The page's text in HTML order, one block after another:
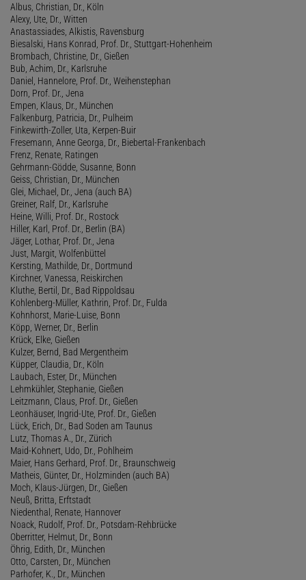
Albus, Christian, Dr., Köln
Alexy, Ute, Dr., Witten
Anastassiades, Alkistis, Ravensburg
Biesalski, Hans Konrad, Prof. Dr., Stuttgart-Hohenheim
Brombach, Christine, Dr., Gießen
Bub, Achim, Dr., Karlsruhe
Daniel, Hannelore, Prof. Dr., Weihenstephan
Dorn, Prof. Dr., Jena
Empen, Klaus, Dr., München
Falkenburg, Patricia, Dr., Pulheim
Finkewirth-Zoller, Uta, Kerpen-Buir
Fresemann, Anne Georga, Dr., Biebertal-Frankenbach
Frenz, Renate, Ratingen
Gehrmann-Gödde, Susanne, Bonn
Geiss, Christian, Dr., München
Glei, Michael, Dr., Jena (auch BA)
Greiner, Ralf, Dr., Karlsruhe
Heine, Willi, Prof. Dr., Rostock
Hiller, Karl, Prof. Dr., Berlin (BA)
Jäger, Lothar, Prof. Dr., Jena
Just, Margit, Wolfenbüttel
Kersting, Mathilde, Dr., Dortmund
Kirchner, Vanessa, Reiskirchen
Kluthe, Bertil, Dr., Bad Rippoldsau
Kohlenberg-Müller, Kathrin, Prof. Dr., Fulda
Kohnhorst, Marie-Luise, Bonn
Köpp, Werner, Dr., Berlin
Krück, Elke, Gießen
Kulzer, Bernd, Bad Mergentheim
Küpper, Claudia, Dr., Köln
Laubach, Ester, Dr., München
Lehmkühler, Stephanie, Gießen
Leitzmann, Claus, Prof. Dr., Gießen
Leonhäuser, Ingrid-Ute, Prof. Dr., Gießen
Lück, Erich, Dr., Bad Soden am Taunus
Lutz, Thomas A., Dr., Zürich
Maid-Kohnert, Udo, Dr., Pohlheim
Maier, Hans Gerhard, Prof. Dr., Braunschweig
Matheis, Günter, Dr., Holzminden (auch BA)
Moch, Klaus-Jürgen, Dr., Gießen
Neuß, Britta, Erftstadt
Niedenthal, Renate, Hannover
Noack, Rudolf, Prof. Dr., Potsdam-Rehbrücke
Oberritter, Helmut, Dr., Bonn
Öhrig, Edith, Dr., München
Otto, Carsten, Dr., München
Parhofer, K., Dr., München